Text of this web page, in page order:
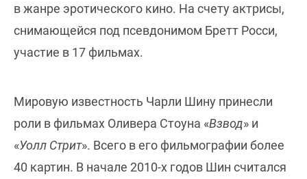
в жанре эротического кино. На счету актрисы,
снимающейся под псевдонимом Бретт Росси,
участие в 17 фильмах.
Мировую известность Чарли Шину принесли
роли в фильмах Оливера Стоуна «Взвод» и
«Уолл Стрит». Всего в его фильмографии более
40 картин. В начале 2010-х годов Шин считался